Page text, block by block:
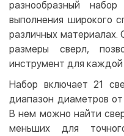
Безналичный расчет
Оплата на карту
Оплата на счет
Кредит
Мгновенная
Оплата частями
Покупка частями
разнообразный
выполнения широкого
различных материалах.
размеры сверл,
инструмент для каждой
Набор включает 21
диапазон диаметров
В нем можно найти
меньших для